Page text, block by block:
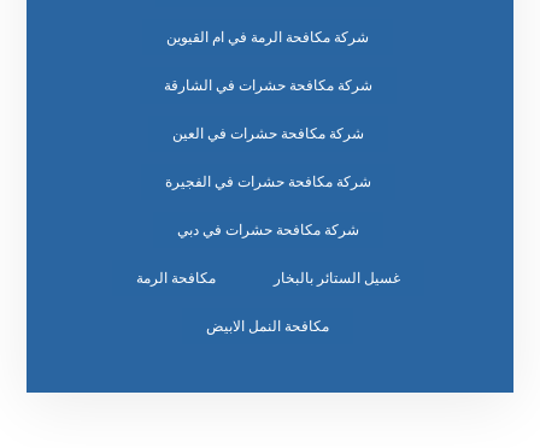
شركة مكافحة الرمة في ام القيوين
شركة مكافحة حشرات في الشارقة
شركة مكافحة حشرات في العين
شركة مكافحة حشرات في الفجيرة
شركة مكافحة حشرات في دبي
غسيل الستائر بالبخار مكافحة الرمة
مكافحة النمل الابيض